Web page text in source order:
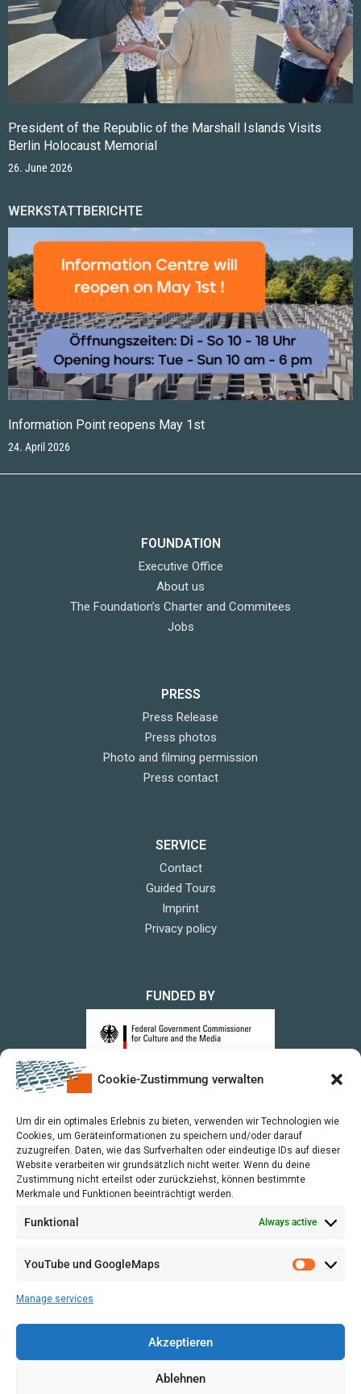
Cookie-Zustimmung verwalten
Um dir ein optimales Erlebnis zu bieten, verwenden wir Technologien wie
Cookies, um Geräteinformationen zu speichern und/oder darauf
zuzugreifen. Daten, wie das Surfverhalten oder eindeutige IDs auf dieser
Website verarbeiten wir grundsätzlich nicht weiter. Wenn du deine
Zustimmung nicht erteilst oder zurückziehst, können bestimmte
Merkmale und Funktionen beeinträchtigt werden.
Funktional Always active
YouTube und GoogleMaps
Manage services
Akzeptieren
Ablehnen
President of the Republic of the Marshall Islands Visits
Berlin Holocaust Memorial
26. June 2026
WERKSTATTBERICHTE
Information Point reopens May 1st
24. April 2026
FOUNDATION
Executive Office
About us
The Foundation’s Charter and Commitees
Jobs
PRESS
Press Release
Press photos
Photo and filming permission
Press contact
SERVICE
Contact
Guided Tours
Imprint
Privacy policy
FUNDED BY